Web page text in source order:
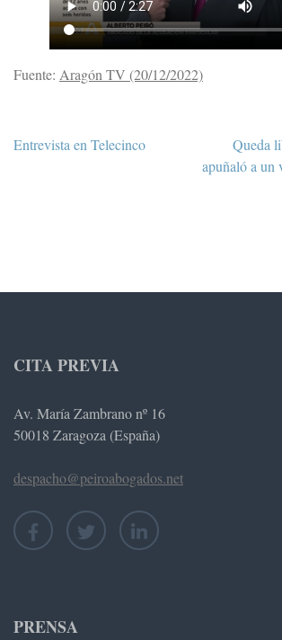
Fuente: Aragón TV (20/12/2022)
Navegación
Entrevista en Telecinco
Queda
apuñaló a un
CITA PREVIA
Av. María Zambrano nº 16
50018 Zaragoza (España)
despacho@peiroabogados.net
PRENSA